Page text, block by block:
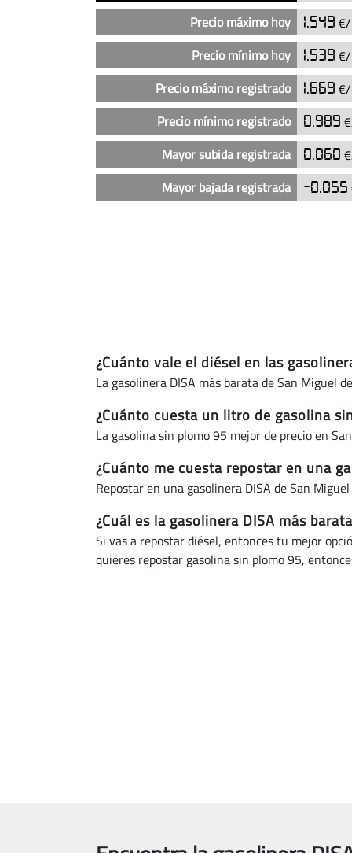
del
en
gasolineras
San
de
Precio máximo hoy
1.549
Precio mínimo hoy
1.539
Precio máximo registrado
1.669
Precio mínimo registrado 0.989
Mayor subida registrada 0.060
Mayor bajada registrada -0.055
¿Cuánto vale el diésel en las
La gasolinera DISA más barata de San Miguel
¿Cuánto cuesta un litro de gasolina
La gasolina sin plomo 95 mejor de precio en
¿Cuánto me cuesta repostar en una
Repostar en una gasolinera DISA de San
¿Cuál es la gasolinera DISA más
Si vas a repostar diésel, entonces tu mejor
quieres repostar gasolina sin plomo 95,